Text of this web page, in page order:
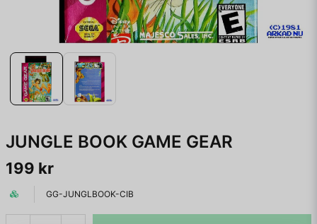
JUNGLE BOOK GAME GEAR
199 kr
GG-JUNGLBOOK-CIB